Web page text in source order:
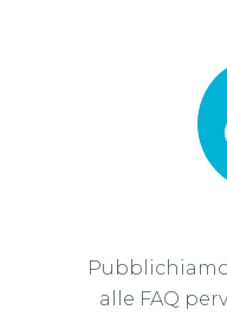
alle FAQ